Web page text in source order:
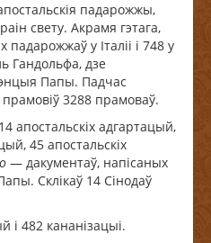
падарожжы,
свету. Акрамя гэтага,
падарожжаў у Італіі і 748 у
Гандольфа, дзе
Папы. Падчас
3288 прамоваў.
апостальскіх адгартацый,
45 апостальскіх
— дакументаў, напісаных
Склікаў 14 Сінодаў
і 482 кананізацыі.